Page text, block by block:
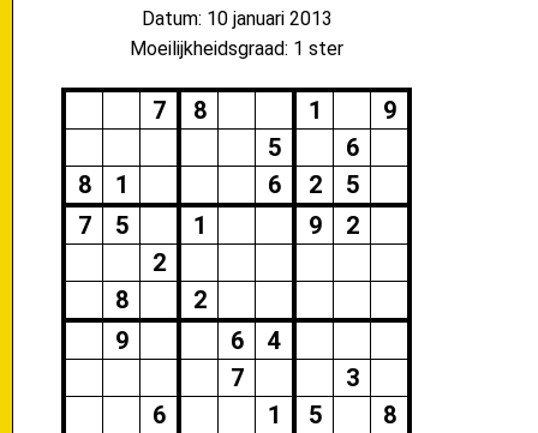
Datum: 10 januari 2013
Moeilijkheidsgraad: 1 ster
7 8 1
9
5
6
8
1 6 2
5
7
5 1 9
2
2
8
2
9
6
4
7
3
6
1 5 8